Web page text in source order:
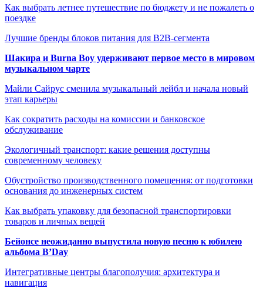
Как выбрать летнее путешествие по бюджету и не пожалеть о
поездке
Лучшие бренды блоков питания для B2B-сегмента
Шакира и Burna Boy удерживают первое место в мировом
музыкальном чарте
Майли Сайрус сменила музыкальный лейбл и начала новый
этап карьеры
Как сократить расходы на комиссии и банковское
обслуживание
Экологичный транспорт: какие решения доступны
современному человеку
Обустройство производственного помещения: от подготовки
основания до инженерных систем
Как выбрать упаковку для безопасной транспортировки
товаров и личных вещей
Бейонсе неожиданно выпустила новую песню к юбилею
альбома B’Day
Интегративные центры благополучия: архитектура и
навигация